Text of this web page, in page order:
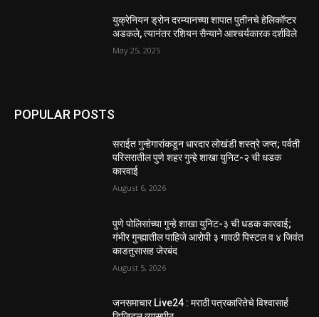
युक्रेनियन ड्रोन दरम्यानच्या शापात पुतीनचे हेलिकॉप्टर
अडकले, त्यानंतर रशियन सैन्याने आश्चर्यकारक दर्शविले
May 25, 2025
POPULAR POSTS
सराईत गुन्हेगारांकडून धारदार लोखंडी शस्त्रे जप्त; पर्वती
परिसरातील पुणे शहर गुन्हे शाखा युनिट-२ ची धडक
कारवाई
August 6, 2026
पुणे पोलिसांच्या गुन्हे शाखा युनिट-३ ची धडक कारवाई;
गंभीर गुन्ह्यातील पाहिजे आरोपी ३ गावठी पिस्टल व ४ जिवंत
काडतुसासह जेरबंद
August 5, 2026
जनसमाचार Live24 : मराठी पत्रकारितेचे विश्वासार्ह